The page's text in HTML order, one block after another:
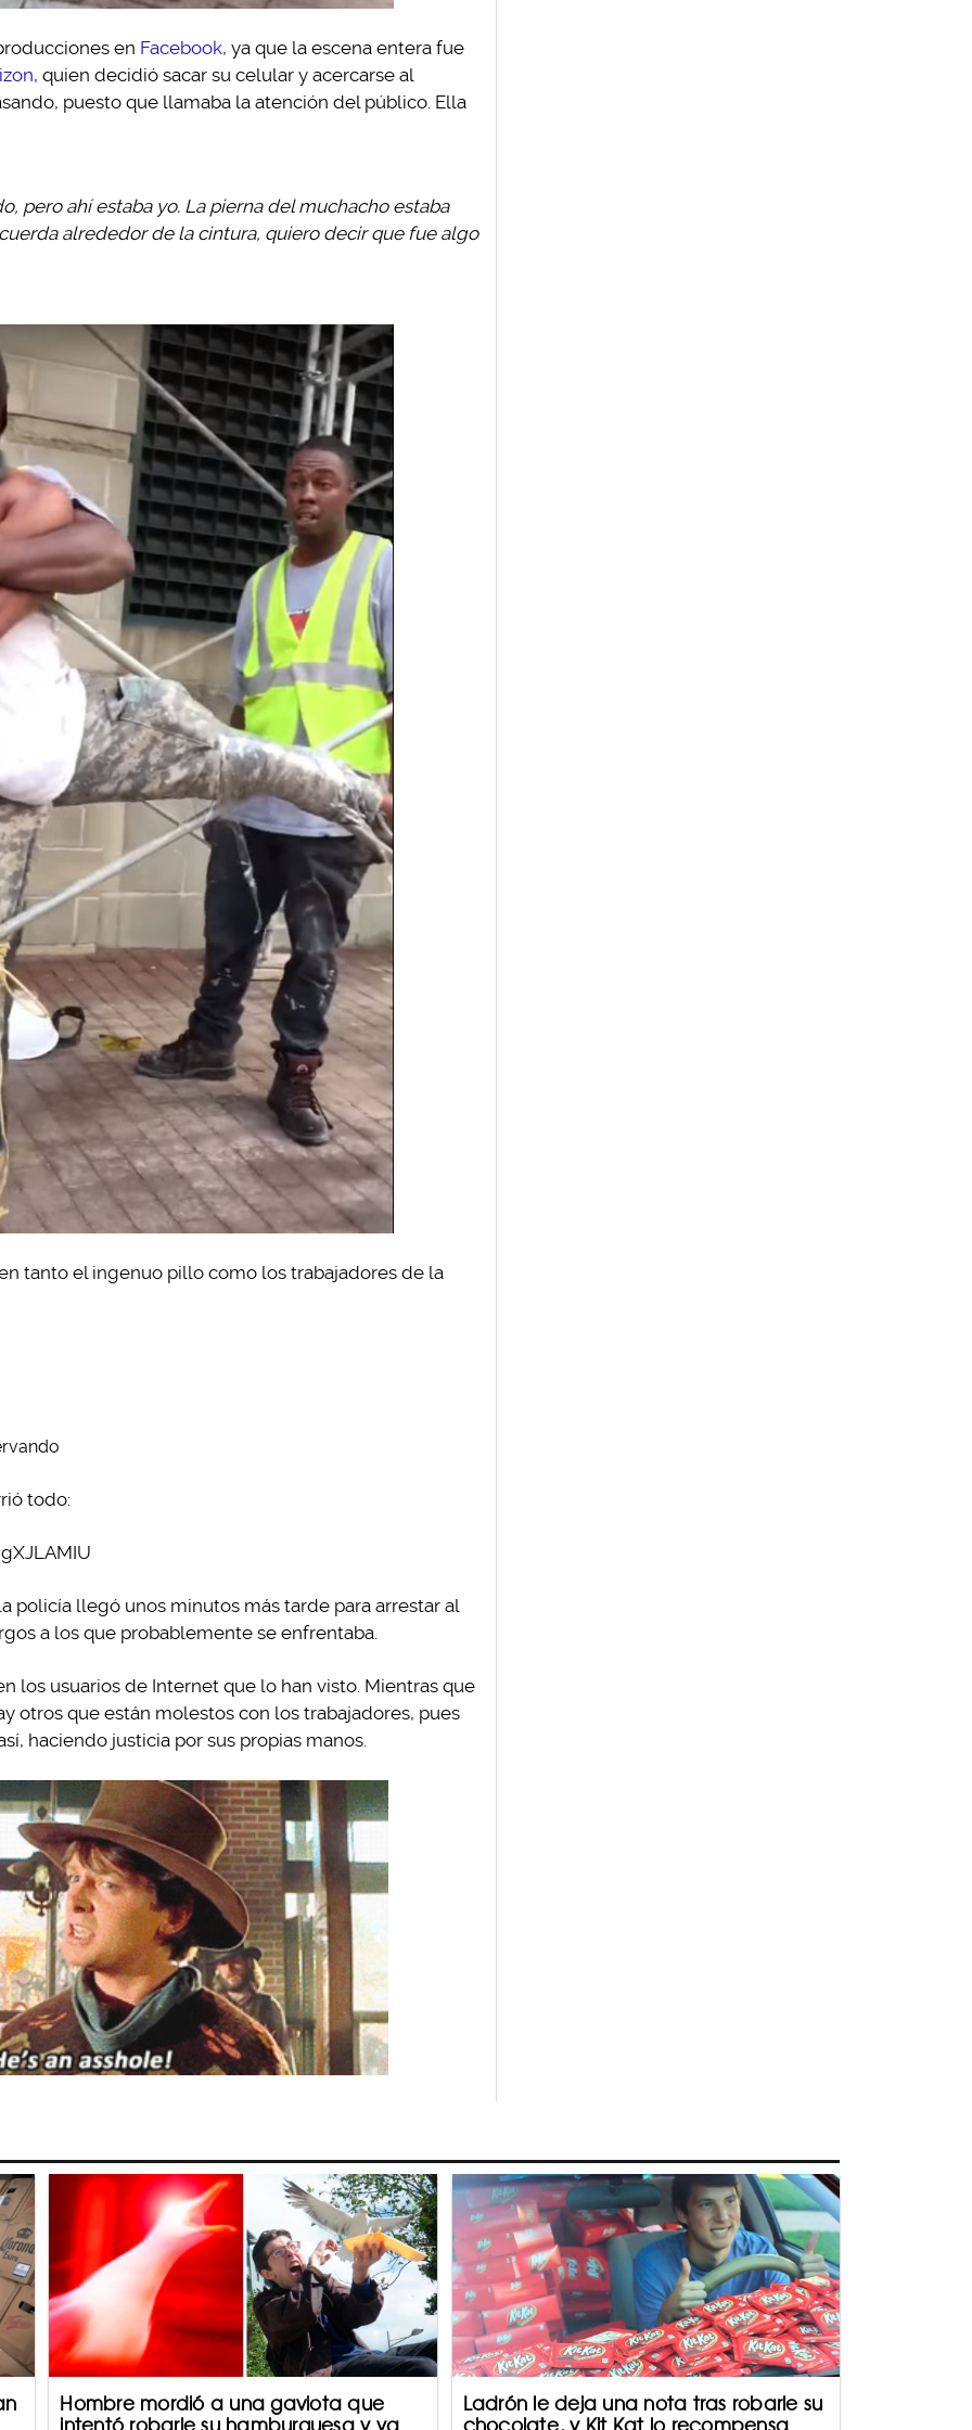
en Facebook, ya que la escena entera fue
, quien decidió sacar su celular y acercarse al
puesto que llamaba la atención del público. Ella
pero ahí estaba yo. La pierna del muchacho estaba
alrededor de la cintura, quiero decir que fue algo
tanto el ingenuo pillo como los trabajadores de la
todo:
policía llegó unos minutos más tarde para arrestar al
a los que probablemente se enfrentaba.
los usuarios de Internet que lo han visto. Mientras que
otros que están molestos con los trabajadores, pues
haciendo justicia por sus propias manos.
Hombre mordió a una gaviota que
intentó robarle su hamburguesa y ya
Ladrón le deja una nota tras robarle su
chocolate, y Kit Kat lo recompensa